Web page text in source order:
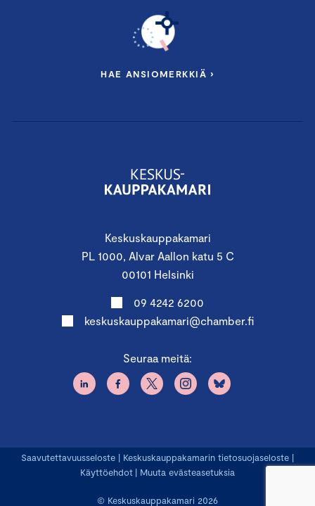
Keskuskauppakamari
PL 1000, Alvar Aallon katu 5 C
00101 Helsinki
09 4242 6200
keskuskauppakamari@chamber.fi
Seuraa meitä:
HAE ANSIOMERKKIÄ ›
© Keskuskauppakamari 2026
Saavutettavuusseloste | Keskuskauppakamarin tietosuojaseloste |
Käyttöehdot | Muuta evästeasetuksia